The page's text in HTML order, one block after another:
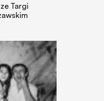
Targi